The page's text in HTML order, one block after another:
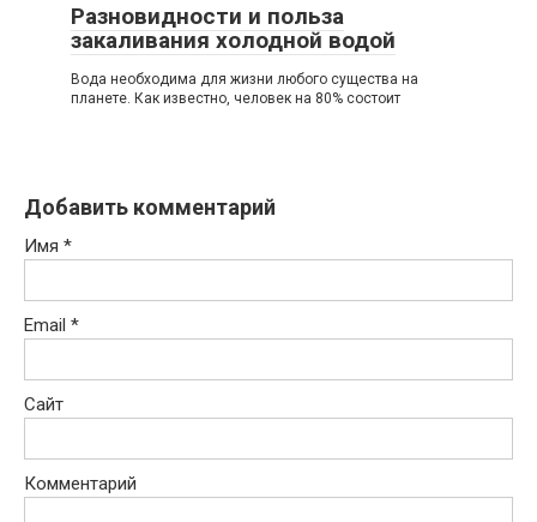
Разновидности и польза
закаливания холодной водой
Вода необходима для жизни любого существа на
планете. Как известно, человек на 80% состоит
Добавить комментарий
Имя *
Email *
Сайт
Комментарий